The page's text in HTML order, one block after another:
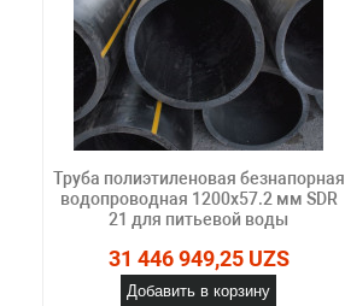
Труба полиэтиленовая безнапорная
водопроводная 1200х57.2 мм SDR
21 для питьевой воды
31 446 949,25 UZS
Добавить в корзину